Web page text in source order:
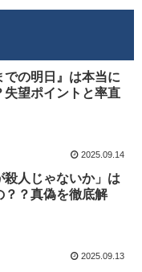
での明日』は本当に
失望ポイントと率直
2025.09.14
殺人じゃないか」は
？？真偽を徹底解
2025.09.13